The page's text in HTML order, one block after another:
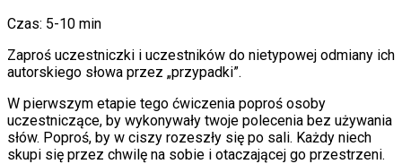
Czas: 5-10 min
Zaproś uczestniczki i uczestników do nietypowej odmiany ich
autorskiego słowa przez „przypadki”.
W pierwszym etapie tego ćwiczenia poproś osoby
uczestniczące, by wykonywały twoje polecenia bez używania
słów. Poproś, by w ciszy rozeszły się po sali. Każdy niech
skupi się przez chwilę na sobie i otaczającej go przestrzeni.